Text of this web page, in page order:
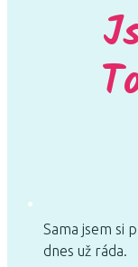
Sama jsem si
dnes už ráda.